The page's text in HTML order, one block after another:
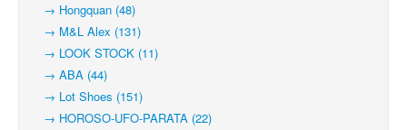
→ Hongquan (48)
→ M&L Alex (131)
→ LOOK STOCK (11)
→ ABA (44)
→ Lot Shoes (151)
→ HOROSO-UFO-PARATA (22)